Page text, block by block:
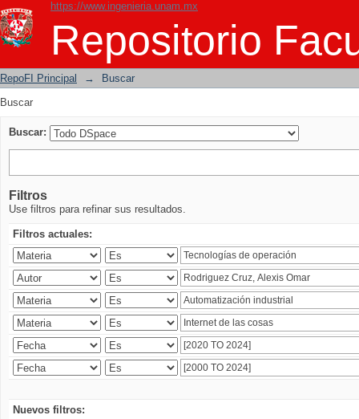
https://www.ingenieria.unam.mx
Repositorio
Buscar
RepoFI Principal →
Buscar
Buscar
Buscar:
Filtros
Use filtros para refinar sus resultados.
Filtros actuales:
Nuevos filtros: